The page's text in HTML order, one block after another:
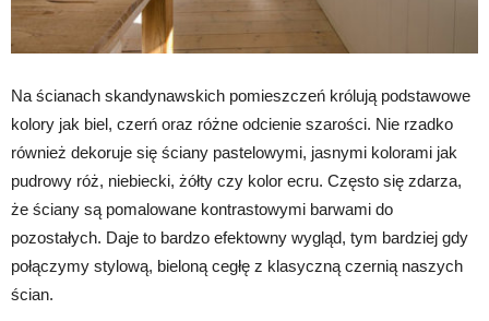
Na ścianach skandynawskich pomieszczeń królują podstawowe
kolory jak biel, czerń oraz różne odcienie szarości. Nie rzadko
również dekoruje się ściany pastelowymi, jasnymi kolorami jak
pudrowy róż, niebiecki, żółty czy kolor ecru. Często się zdarza,
że ściany są pomalowane kontrastowymi barwami do
pozostałych. Daje to bardzo efektowny wygląd, tym bardziej gdy
połączymy stylową, bieloną cegłę z klasyczną czernią naszych
ścian.